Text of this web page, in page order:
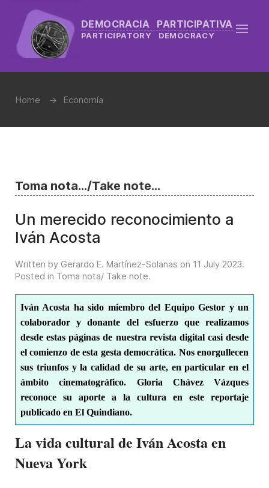
DEMOCRACIA PARTICIPATIVA
PARTICIPATORY DEMOCRACY
Home Economía
Toma nota.../Take note...
Un merecido reconocimiento a
Iván Acosta
Written by Gerardo E. Martínez-Solanas on 11 July 2023.
Posted in Toma nota/ Take note.
Iván Acosta ha sido miembro del Equipo Gestor y un
colaborador y donante del esfuerzo que realizamos
desde estas páginas de nuestra revista digital casi desde
el comienzo de esta gesta democrática. Nos enorgullecen
sus triunfos y la calidad de su arte, en particular en el
ámbito cinematográfico. Gloria Chávez Vázques
reconoce su aporte a la cultura en este reportaje
publicado en El Quindiano.
La vida cultural de Iván Acosta en
Nueva York